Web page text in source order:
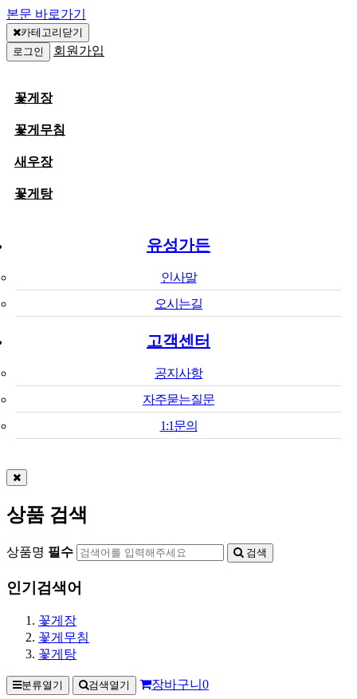
본문 바로가기
카테고리닫기
로그인
회원가입
꽃게장
꽃게무침
새우장
꽃게탕
유성가든
인사말
오시는길
고객센터
공지사항
자주묻는질문
1:1문의
상품 검색
상품명 필수 검색
인기검색어
꽃게장
꽃게무침
꽃게탕
분류열기 검색열기 장바구니 0